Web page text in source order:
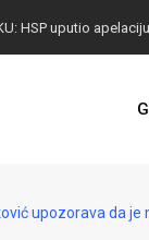
upozorava da